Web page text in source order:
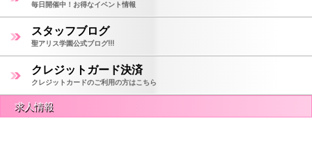
毎日開催中！お得なイベント情報
スタッフブログ
聖アリス学園公式ブログ!!!
クレジットガード決済
クレジットカードのご利用の方はこちら
求人情報
モバイルPC